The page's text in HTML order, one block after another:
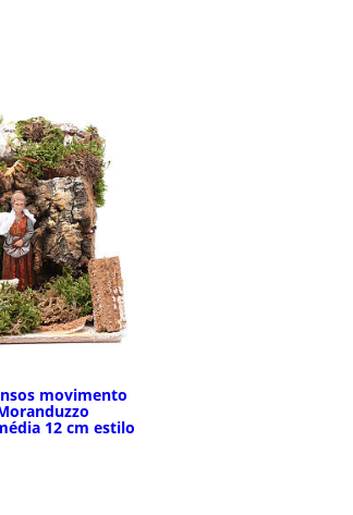
movimento
12 cm estilo